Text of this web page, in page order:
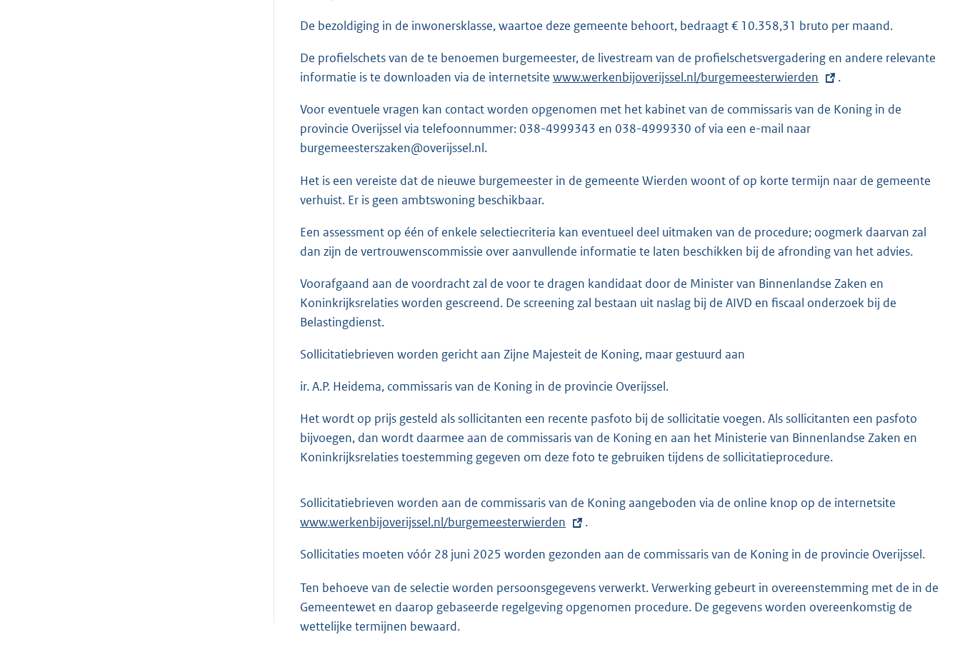
o
t
e
K
De bezoldiging in de inwonersklasse, waartoe deze gemeente behoort, bedraagt € 10.358,31 bruto per maand.
De profielschets van de te benoemen burgemeester, de livestream van de profielschetsvergadering en andere relevante
informatie is te downloaden via de internetsite E
t
e
n
i
n
:
www.werkenbijoverijssel.nl/burgemeesterwierden .
Voor eventuele vragen kan contact worden opgenomen met het kabinet van de commissaris van de Koning in de
provincie Overijssel via telefoonnummer: 038-4999343 en 038-4999330 of via een e-mail naar
burgemeesterszaken@overijssel.nl.
Het is een vereiste dat de nieuwe burgemeester in de gemeente Wierden woont of op korte termijn naar de gemeente
verhuist. Er is geen ambtswoning beschikbaar.
Een assessment op één of enkele selectiecriteria kan eventueel deel uitmaken van de procedure; oogmerk daarvan zal
dan zijn de vertrouwenscommissie over aanvullende informatie te laten beschikken bij de afronding van het advies.
Voorafgaand aan de voordracht zal de voor te dragen kandidaat door de Minister van Binnenlandse Zaken en
Koninkrijksrelaties worden gescreend. De screening zal bestaan uit naslag bij de AIVD en fiscaal onderzoek bij de
Belastingdienst.
Sollicitatiebrieven worden gericht aan Zijne Majesteit de Koning, maar gestuurd aan
ir. A.P. Heidema, commissaris van de Koning in de provincie Overijssel.
Het wordt op prijs gesteld als sollicitanten een recente pasfoto bij de sollicitatie voegen. Als sollicitanten een pasfoto
bijvoegen, dan wordt daarmee aan de commissaris van de Koning en aan het Ministerie van Binnenlandse Zaken en
Koninkrijksrelaties toestemming gegeven om deze foto te gebruiken tijdens de sollicitatieprocedure.
Sollicitatiebrieven worden aan de commissaris van de Koning aangeboden via de online knop op de internetsite
e
www.werkenbijoverijssel.nl/burgemeesterwierden .
Sollicitaties moeten vóór 28 juni 2025 worden gezonden aan de commissaris van de Koning in de provincie Overijssel.
Ten behoeve van de selectie worden persoonsgegevens verwerkt. Verwerking gebeurt in overeenstemming met de in de
Gemeentewet en daarop gebaseerde regelgeving opgenomen procedure. De gegevens worden overeenkomstig de
wettelijke termijnen bewaard.